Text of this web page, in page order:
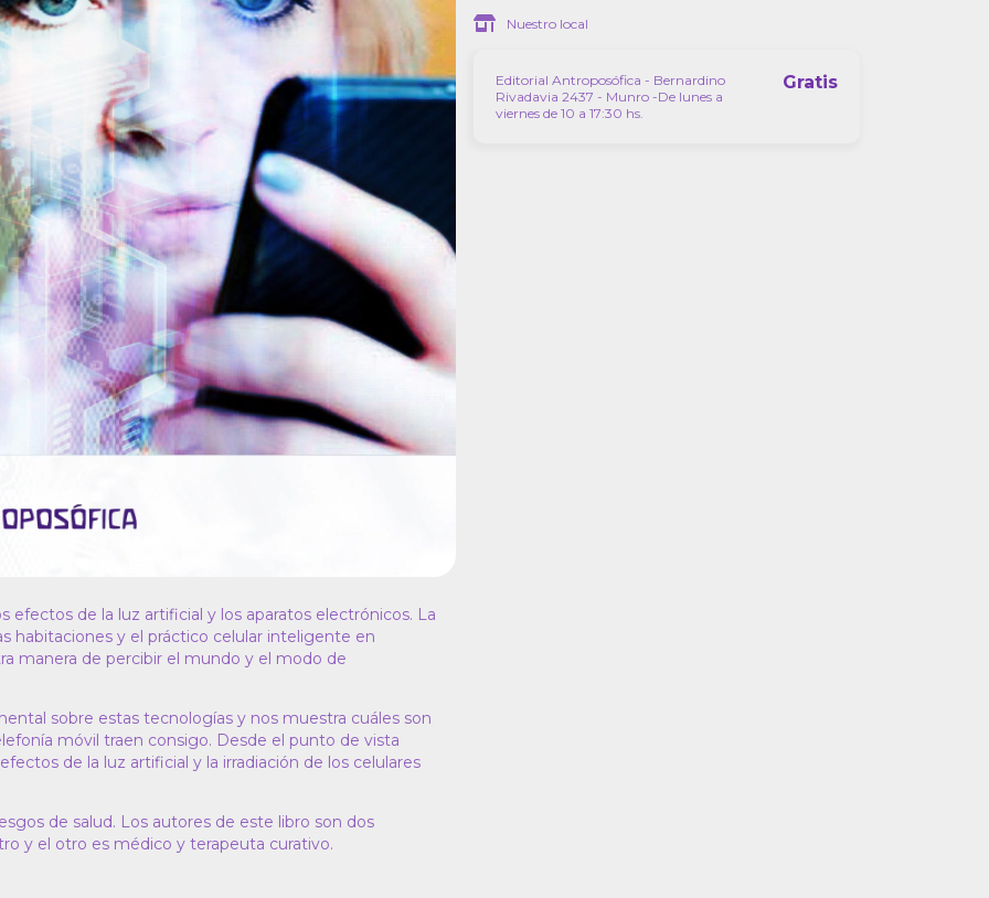
efectos de la luz artificial y los aparatos electrónicos. La
habitaciones y el práctico celular inteligente en
manera de percibir el mundo y el modo de
sobre estas tecnologías y nos muestra cuáles son
móvil traen consigo. Desde el punto de vista
de la luz artificial y la irradiación de los celulares
de salud. Los autores de este libro son dos
y el otro es médico y terapeuta curativo.
Nuestro local
Editorial Antroposófica - Bernardino
Rivadavia 2437 - Munro -De lunes a
viernes de 10 a 17:30 hs.
Gratis